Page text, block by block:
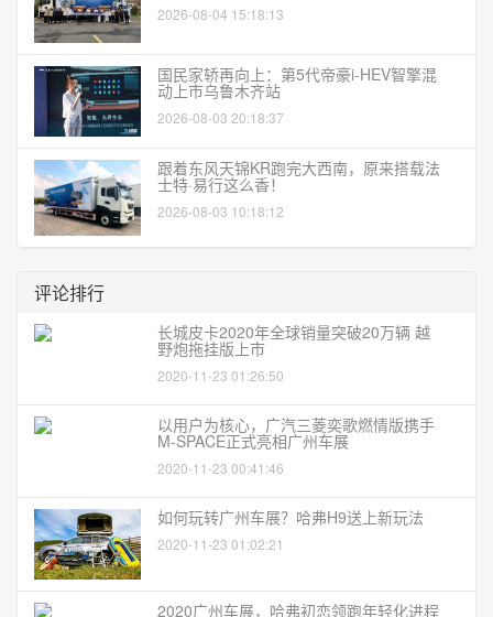
2026-08-04 15:18:13
国民家轿再向上：第5代帝豪i-HEV智擎混
动上市乌鲁木齐站
2026-08-03 20:18:37
跟着东风天锦KR跑完大西南，原来搭载法
士特·易行这么香！
2026-08-03 10:18:12
评论排行
长城皮卡2020年全球销量突破20万辆 越
野炮拖挂版上市
2020-11-23 01:26:50
以用户为核心，广汽三菱奕歌燃情版携手
M-SPACE正式亮相广州车展
2020-11-23 00:41:46
如何玩转广州车展？哈弗H9送上新玩法
2020-11-23 01:02:21
2020广州车展，哈弗初恋领跑年轻化进程